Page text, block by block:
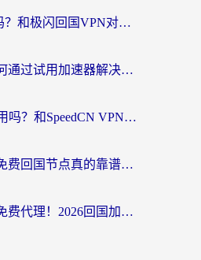
Malus VPN好用吗？和极闪回国VPN对比哪个回国效果更好？海外党亲测3款加速器+避坑指南
海外党必看：如何通过试用加速器解决国内APP地区限制？附2026最新对比测评
雷神手游VPN好用吗？和SpeedCN VPN对比哪个回国效果更好？海外党亲测3款加速器+避坑指南
海外党别踩坑：免费回国节点真的靠谱吗？教你选对加速器无缝访问国内资源
海外党别再踩坑免费代理！2026回国加速器全攻略：从选线到避坑，无缝访问国内资源